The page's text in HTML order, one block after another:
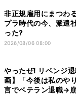
非正規雇用にまつわ
プラ時代の今、派遣
った?
2026/08/06 08:00
やったぜ! リベンジ
画】「今後は私のや
言でベテラン退職→